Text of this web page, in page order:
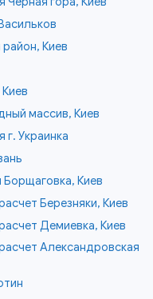
Киев
массив, Киев
г. Украинка
Киев
Березняки, Киев
Демиевка, Киев
Александровская